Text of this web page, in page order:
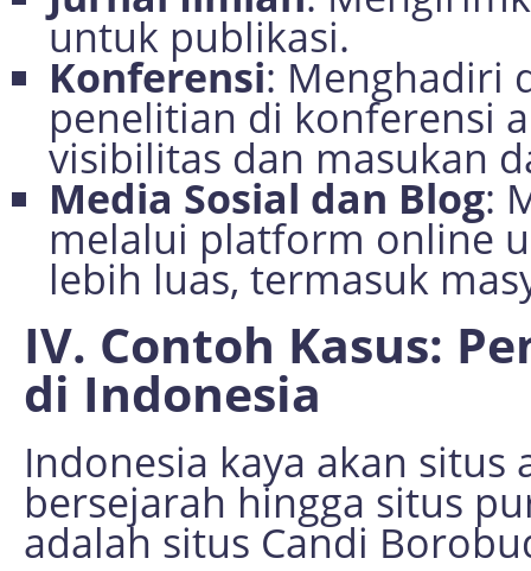
untuk publikasi.
Konferensi: Menghadiri
penelitian di konferensi
visibilitas dan masukan
Media Sosial dan Blog:
melalui platform online
lebih luas, termasuk
IV. Contoh Kasus:
di Indonesia
Indonesia kaya akan
bersejarah hingga situs
adalah situs Candi